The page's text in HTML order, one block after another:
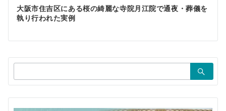
ゲ
ー
シ
ョ
ン
大阪市住吉区にある桜の綺麗な寺院月江院で通夜・葬儀を
執り行われた実例
索：